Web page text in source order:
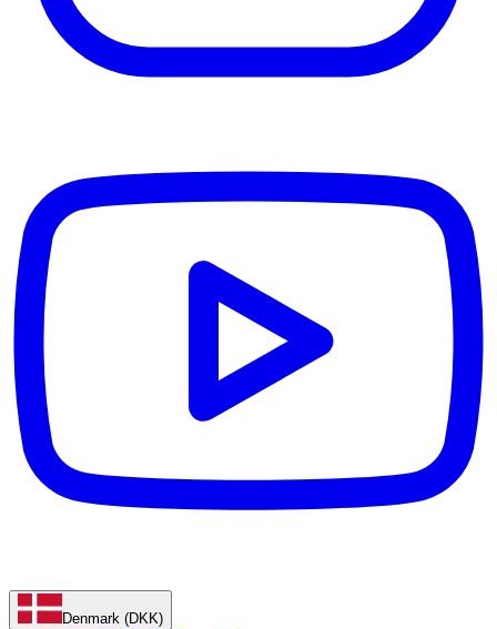
Denmark (DKK)